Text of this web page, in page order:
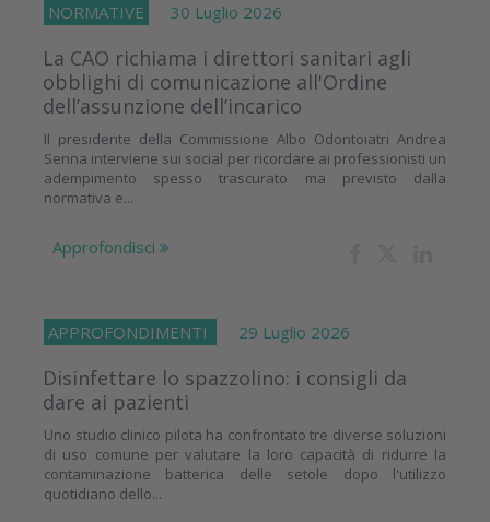
NORMATIVE 30 Luglio 2026
La CAO richiama i direttori sanitari agli
obblighi di comunicazione all'Ordine
dell’assunzione dell’incarico
Il presidente della Commissione Albo Odontoiatri Andrea
Senna interviene sui social per ricordare ai professionisti un
adempimento spesso trascurato ma previsto dalla
normativa e...
Approfondisci
APPROFONDIMENTI 29 Luglio 2026
Disinfettare lo spazzolino: i consigli da
dare ai pazienti
Uno studio clinico pilota ha confrontato tre diverse soluzioni
di uso comune per valutare la loro capacità di ridurre la
contaminazione batterica delle setole dopo l'utilizzo
quotidiano dello...